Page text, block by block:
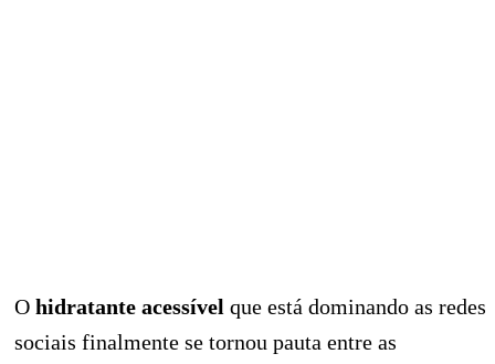
O hidratante acessível que está dominando as redes
sociais finalmente se tornou pauta entre as